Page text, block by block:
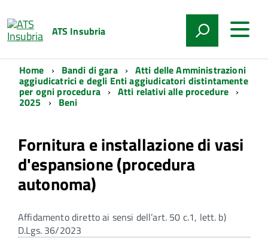
ATS Insubria
Home Bandi di gara Atti delle Amministrazioni
aggiudicatrici e degli Enti aggiudicatori distintamente
per ogni procedura Atti relativi alle procedure
2025 Beni
Fornitura e installazione di vasi
d'espansione (procedura
autonoma)
Affidamento diretto ai sensi dell’art. 50 c.1, lett. b)
D.Lgs. 36/2023